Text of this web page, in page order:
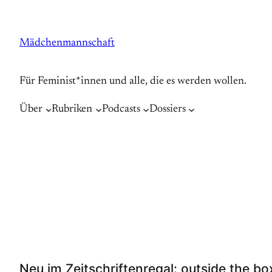
springen
Mädchenmannschaft
Für Feminist*innen und alle, die es werden wollen.
Über Rubriken Podcasts Dossiers
Neu im Zeitschriftenregal: outside the